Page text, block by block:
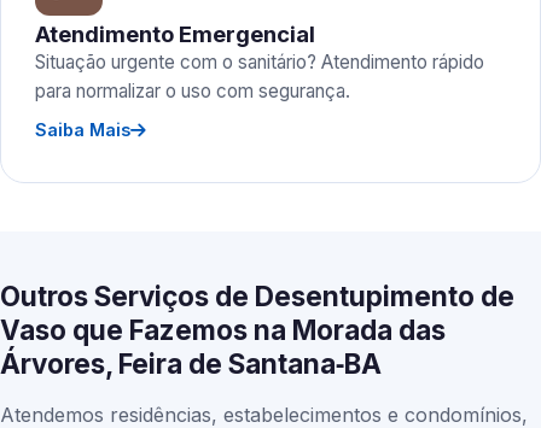
Atendimento Emergencial
Situação urgente com o sanitário? Atendimento rápido
para normalizar o uso com segurança.
Saiba Mais
Outros Serviços de Desentupimento de
Vaso que Fazemos na Morada das
Árvores, Feira de Santana‑BA
Atendemos residências, estabelecimentos e condomínios,